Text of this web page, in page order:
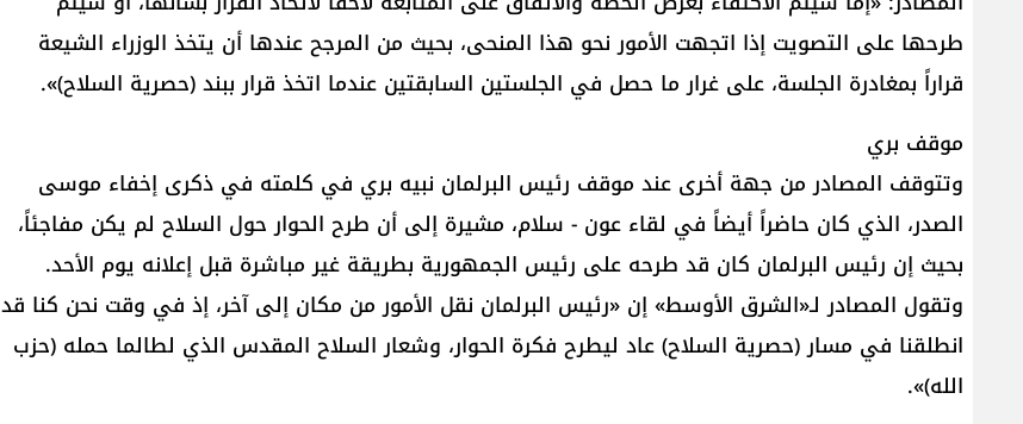
طرحها على التصويت إذا اتجهت الأمور نحو هذا المنحى، بحيث من المرجح عندها أن يتخذ الوزراء الشيعة
قراراً بمغادرة الجلسة، على غرار ما حصل في الجلستين السابقتين عندما اتخذ قرار ببند (حصرية السلاح)».
موقف بري
وتتوقف المصادر من جهة أخرى عند موقف رئيس البرلمان نبيه بري في كلمته في ذكرى إخفاء موسى
الصدر، الذي كان حاضراً أيضاً في لقاء عون - سلام، مشيرة إلى أن طرح الحوار حول السلاح لم يكن مفاجئاً،
بحيث إن رئيس البرلمان كان قد طرحه على رئيس الجمهورية بطريقة غير مباشرة قبل إعلانه يوم الأحد.
وتقول المصادر لـ«الشرق الأوسط» إن «رئيس البرلمان نقل الأمور من مكان إلى آخر، إذ في وقت نحن كنا قد
انطلقنا في مسار (حصرية السلاح) عاد ليطرح فكرة الحوار، وشعار السلاح المقدس الذي لطالما حمله (حزب
الله)».